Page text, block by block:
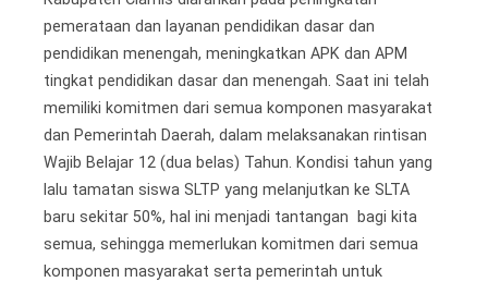
pemerataan dan layanan pendidikan dasar dan
pendidikan menengah, meningkatkan APK dan APM
tingkat pendidikan dasar dan menengah. Saat ini telah
memiliki komitmen dari semua komponen masyarakat
dan Pemerintah Daerah, dalam melaksanakan rintisan
Wajib Belajar 12 (dua belas) Tahun. Kondisi tahun yang
lalu tamatan siswa SLTP yang melanjutkan ke SLTA
baru sekitar 50%, hal ini menjadi tantangan bagi kita
semua, sehingga memerlukan komitmen dari semua
komponen masyarakat serta pemerintah untuk